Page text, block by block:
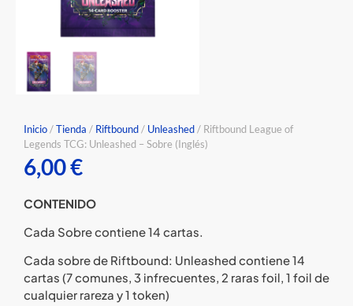
Inicio/Tienda / Riftbound/ Unleashed/ Riftbound League of
Legends TCG: Unleashed – Sobre (Inglés)
6,00€
CONTENIDO
Cada Sobre contiene 14 cartas.
Cada sobre de Riftbound: Unleashed contiene 14
cartas (7 comunes, 3 infrecuentes, 2 raras foil, 1 foil de
cualquier rareza y 1 token)